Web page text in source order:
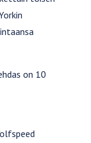
on 10